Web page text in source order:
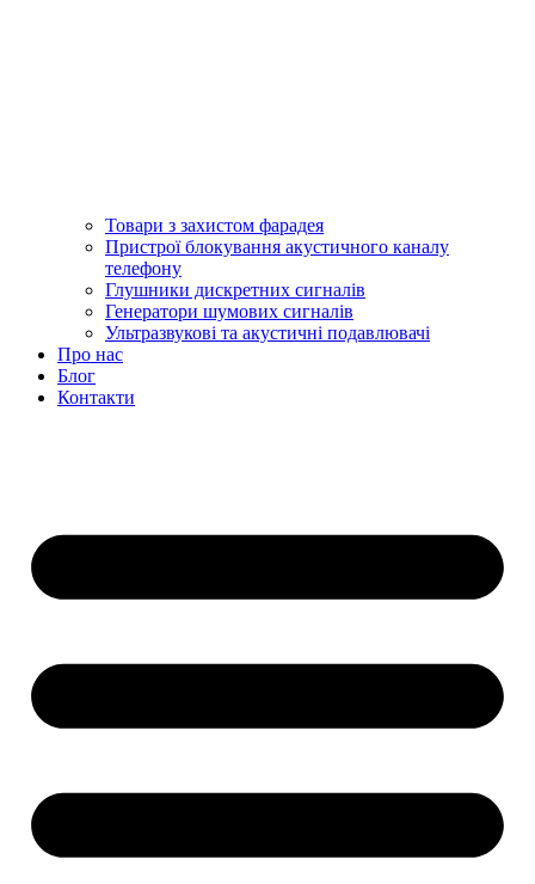
Товари з захистом фарадея
Пристрої блокування акустичного каналу
телефону
Глушники дискретних сигналів
Генератори шумових сигналів
Ультразвукові та акустичні подавлювачі
Про нас
Блог
Контакти